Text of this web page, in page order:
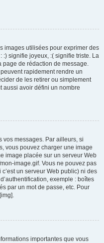
images utilisées pour exprimer des
signifie joyeux, :( signifie triste. La
page de rédaction de message.
rapidement rendre un
de les retirer ou simplement
aussi avoir défini un nombre
vos messages. Par ailleurs, si
vous pouvez charger une image
image placée sur un serveur Web
image.gif. Vous ne pouvez pas
un serveur Web public) ni des
exemple : boîtes
par un mot de passe, etc. Pour
importantes que vous